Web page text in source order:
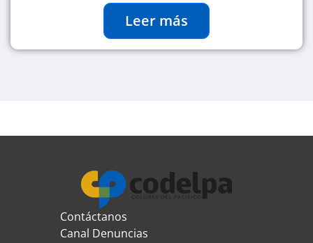
Leer más
Contáctanos
Canal Denuncias